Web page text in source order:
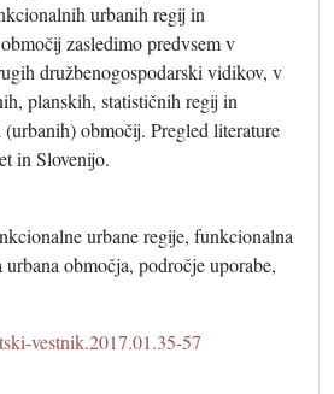
urbanih regij in
zasledimo predvsem v
družbenogospodarski vidikov, v
planskih, statističnih regij in
območij. Pregled literature
in Slovenijo.
urbane regije, funkcionalna
območja, področje uporabe,
vestnik.2017.01.35-57